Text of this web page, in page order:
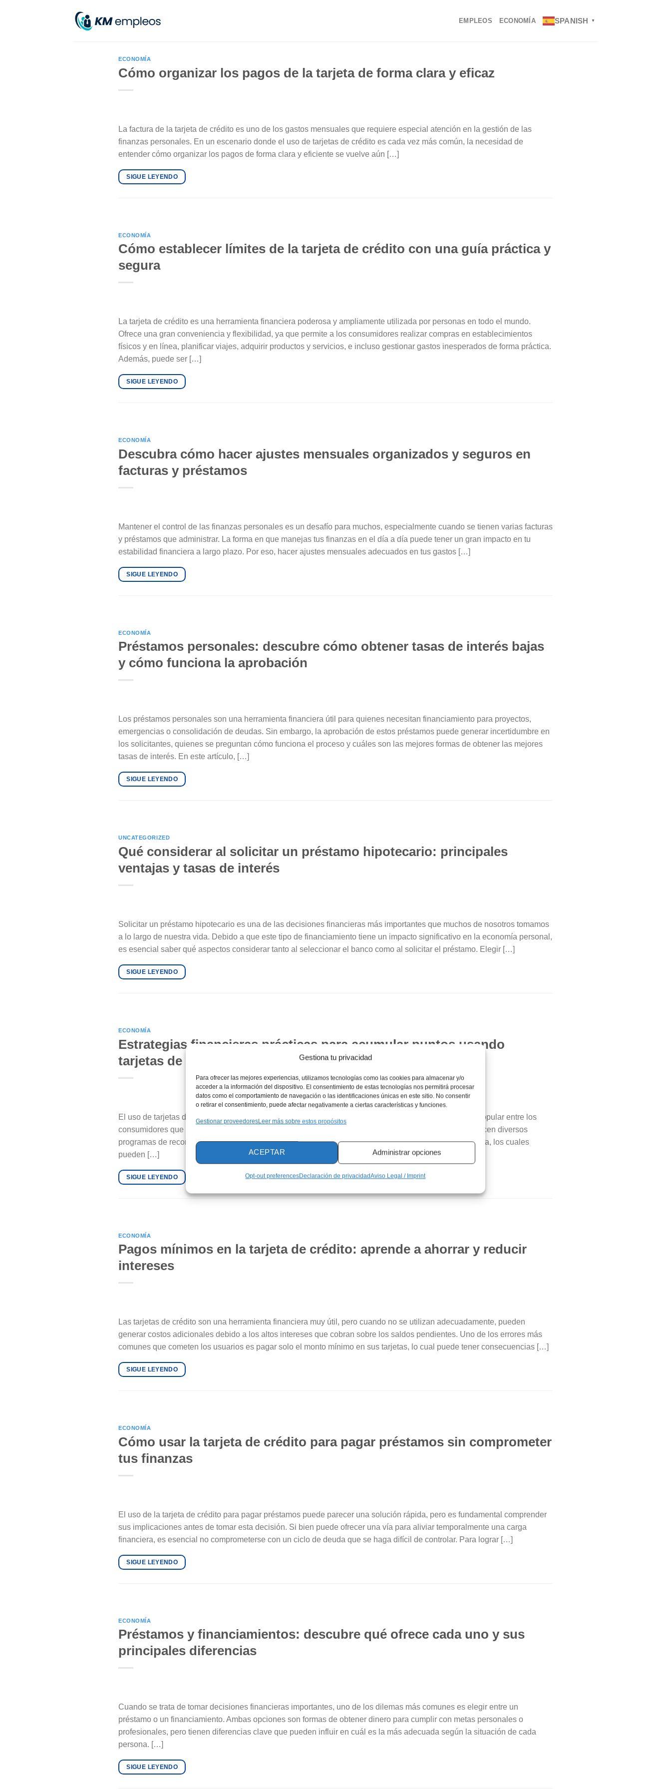
Gestiona tu privacidad
Para ofrecer las mejores experiencias, utilizamos tecnologías como las cookies para almacenar y/o
acceder a la información del dispositivo. El consentimiento de estas tecnologías nos permitirá procesar
datos como el comportamiento de navegación o las identificaciones únicas en este sitio. No consentir
o retirar el consentimiento, puede afectar negativamente a ciertas características y funciones.
Gestionar proveedoresLeer más sobre estos propósitos
ACEPTAR Administrar opciones
Opt-out preferencesDeclaración de privacidadAviso Legal / Imprint
EMPLEOS ECONOMÍA SPANISH ▼
ECONOMÍA
Cómo organizar los pagos de la tarjeta de forma clara y eficaz
La factura de la tarjeta de crédito es uno de los gastos mensuales que requiere especial atención en la gestión de las
finanzas personales. En un escenario donde el uso de tarjetas de crédito es cada vez más común, la necesidad de
entender cómo organizar los pagos de forma clara y eficiente se vuelve aún […]
SIGUE LEYENDO
ECONOMÍA
Cómo establecer límites de la tarjeta de crédito con una guía práctica y
segura
La tarjeta de crédito es una herramienta financiera poderosa y ampliamente utilizada por personas en todo el mundo.
Ofrece una gran conveniencia y flexibilidad, ya que permite a los consumidores realizar compras en establecimientos
físicos y en línea, planificar viajes, adquirir productos y servicios, e incluso gestionar gastos inesperados de forma práctica.
Además, puede ser […]
SIGUE LEYENDO
ECONOMÍA
Descubra cómo hacer ajustes mensuales organizados y seguros en
facturas y préstamos
Mantener el control de las finanzas personales es un desafío para muchos, especialmente cuando se tienen varias facturas
y préstamos que administrar. La forma en que manejas tus finanzas en el día a día puede tener un gran impacto en tu
estabilidad financiera a largo plazo. Por eso, hacer ajustes mensuales adecuados en tus gastos […]
SIGUE LEYENDO
ECONOMÍA
Préstamos personales: descubre cómo obtener tasas de interés bajas
y cómo funciona la aprobación
Los préstamos personales son una herramienta financiera útil para quienes necesitan financiamiento para proyectos,
emergencias o consolidación de deudas. Sin embargo, la aprobación de estos préstamos puede generar incertidumbre en
los solicitantes, quienes se preguntan cómo funciona el proceso y cuáles son las mejores formas de obtener las mejores
tasas de interés. En este artículo, […]
SIGUE LEYENDO
UNCATEGORIZED
Qué considerar al solicitar un préstamo hipotecario: principales
ventajas y tasas de interés
Solicitar un préstamo hipotecario es una de las decisiones financieras más importantes que muchos de nosotros tomamos
a lo largo de nuestra vida. Debido a que este tipo de financiamiento tiene un impacto significativo en la economía personal,
es esencial saber qué aspectos considerar tanto al seleccionar el banco como al solicitar el préstamo. Elegir […]
SIGUE LEYENDO
ECONOMÍA
Estrategias financieras prácticas para acumular puntos usando
tarjetas de crédito
El uso de tarjetas de crédito para acumular puntos y recompensas se ha convertido en una estrategia popular entre los
consumidores que desean maximizar los beneficios de sus compras diarias. Las tarjetas de crédito ofrecen diversos
programas de recompensas que permiten a los usuarios ganar puntos cada vez que realizan una compra, los cuales
pueden […]
SIGUE LEYENDO
ECONOMÍA
Pagos mínimos en la tarjeta de crédito: aprende a ahorrar y reducir
intereses
Las tarjetas de crédito son una herramienta financiera muy útil, pero cuando no se utilizan adecuadamente, pueden
generar costos adicionales debido a los altos intereses que cobran sobre los saldos pendientes. Uno de los errores más
comunes que cometen los usuarios es pagar solo el monto mínimo en sus tarjetas, lo cual puede tener consecuencias […]
SIGUE LEYENDO
ECONOMÍA
Cómo usar la tarjeta de crédito para pagar préstamos sin comprometer
tus finanzas
El uso de la tarjeta de crédito para pagar préstamos puede parecer una solución rápida, pero es fundamental comprender
sus implicaciones antes de tomar esta decisión. Si bien puede ofrecer una vía para aliviar temporalmente una carga
financiera, es esencial no comprometerse con un ciclo de deuda que se haga difícil de controlar. Para lograr […]
SIGUE LEYENDO
ECONOMÍA
Préstamos y financiamientos: descubre qué ofrece cada uno y sus
principales diferencias
Cuando se trata de tomar decisiones financieras importantes, uno de los dilemas más comunes es elegir entre un
préstamo o un financiamiento. Ambas opciones son formas de obtener dinero para cumplir con metas personales o
profesionales, pero tienen diferencias clave que pueden influir en cuál es la más adecuada según la situación de cada
persona. […]
SIGUE LEYENDO